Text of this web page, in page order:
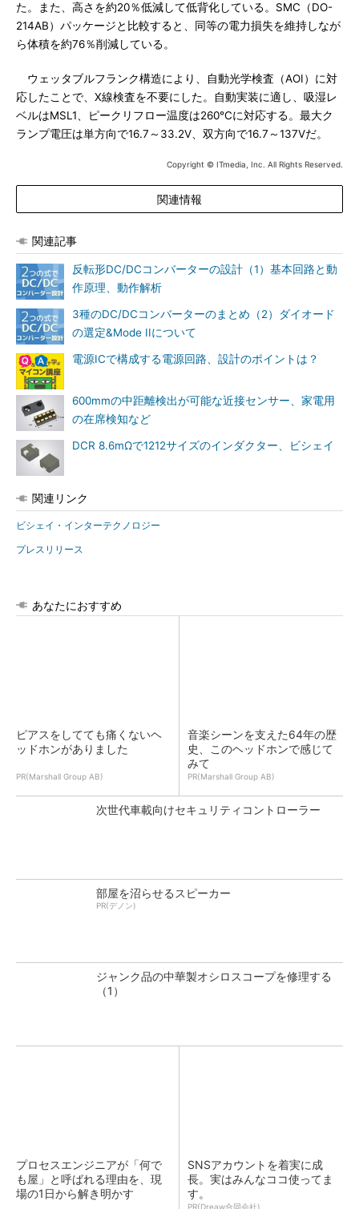
た。また、高さを約20％低減して低背化している。SMC（DO-
214AB）パッケージと比較すると、同等の電力損失を維持しなが
ら体積を約76％削減している。
ウェッタブルフランク構造により、自動光学検査（AOI）に対
応したことで、X線検査を不要にした。自動実装に適し、吸湿レ
ベルはMSL1、ピークリフロー温度は260℃に対応する。最大ク
ランプ電圧は単方向で16.7～33.2V、双方向で16.7～137Vだ。
Copyright © ITmedia, Inc. All Rights Reserved.
関連情報
関連記事
反転形DC/DCコンバーターの設計（1）基本回路と動
作原理、動作解析
3種のDC/DCコンバーターのまとめ（2）ダイオード
の選定&Mode IIについて
電源ICで構成する電源回路、設計のポイントは？
600mmの中距離検出が可能な近接センサー、家電用
の在席検知など
DCR 8.6mΩで1212サイズのインダクター、ビシェイ
関連リンク
ビシェイ・インターテクノロジー
プレスリリース
あなたにおすすめ
ピアスをしてても痛くないヘ
ッドホンがありました
PR(Marshall Group AB)
音楽シーンを支えた64年の歴
史、このヘッドホンで感じて
みて
PR(Marshall Group AB)
次世代車載向けセキュリティコントローラー
部屋を沼らせるスピーカー
PR(デノン)
ジャンク品の中華製オシロスコープを修理する
（1）
プロセスエンジニアが「何で
も屋」と呼ばれる理由を、現
場の1日から解き明かす
SNSアカウントを着実に成
長。実はみんなココ使ってま
す。
PR(Dreaw合同会社)